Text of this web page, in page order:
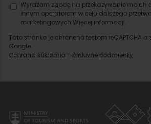
Wyrażam zgodę na przekazywanie moich
innym operatorom w celu dalszego
marketingowych.Więcej informacji.
Táto stránka je chránená testom reCAPTCHA
Google.
Ochrana súkromia - Zmluvné podmienky